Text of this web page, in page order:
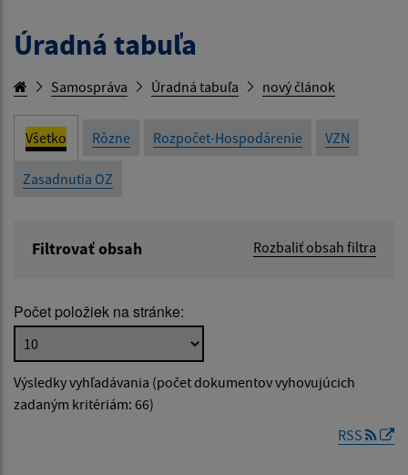
Úradná tabuľa
Samospráva Úradná tabuľa nový článok
Všetko Rôzne Rozpočet-Hospodárenie VZN
Zasadnutia OZ
Filtrovať obsah Rozbaliť obsah filtra
Popis:
Dátum zverejnenia od:
Počet položiek na stránke:
Výsledky vyhľadávania (počet dokumentov vyhovujúcich
zadaným kritériám: 66)
RSS